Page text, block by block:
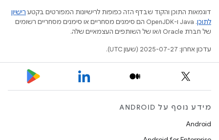
דוגמאות התוכן והקוד שבדף הזה כפופות לרישיונות המפורטים בקטע רישיון
לתוכן
.‏ Java ו-OpenJDK הם סימנים מסחריים או סימנים מסחריים רשומים
של חברת Oracle ו/או של השותפים העצמאיים שלה.
עדכון אחרון: 2025-07-27 (שעון UTC).
מידע נוסף על ANDROID
Android